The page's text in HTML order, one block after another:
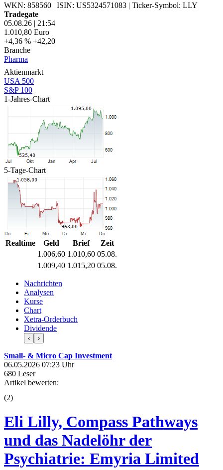
WKN: 858560 | ISIN: US5324571083 | Ticker-Symbol: LLY
Tradegate
05.08.26 | 21:54
1.010,80 Euro
+4,36 % +42,20
Branche
Pharma
Aktienmarkt
USA 500
S&P 100
1-Jahres-Chart
5-Tage-Chart
Realtime Geld Brief
Zeit
1.006,60 1.010,60 05.08.
1.009,40 1.015,20 05.08.
Nachrichten
Analysen
Kurse
Chart
Xetra-Orderbuch
Dividende
‹ ›
Small- & Micro Cap Investment
06.05.2026 07:23 Uhr
680 Leser
Artikel bewerten:
(2)
Eli Lilly, Compass Pathways
und das Nadelöhr der
Psychiatrie: Emyria Limited